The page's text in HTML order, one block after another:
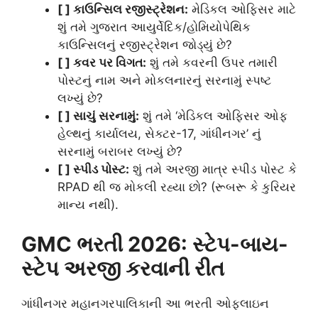
[ ] કાઉન્સિલ રજીસ્ટ્રેશન: મેડિકલ ઓફિસર માટે
શું તમે ગુજરાત આયુર્વેદિક/હોમિયોપેથિક
કાઉન્સિલનું રજીસ્ટ્રેશન જોડ્યું છે?
[ ] કવર પર વિગત: શું તમે કવરની ઉપર તમારી
પોસ્ટનું નામ અને મોકલનારનું સરનામું સ્પષ્ટ
લખ્યું છે?
[ ] સાચું સરનામું: શું તમે ‘મેડિકલ ઓફિસર ઓફ
હેલ્થનું કાર્યાલય, સેક્ટર-17, ગાંધીનગર’ નું
સરનામું બરાબર લખ્યું છે?
[ ] સ્પીડ પોસ્ટ: શું તમે અરજી માત્ર સ્પીડ પોસ્ટ કે
RPAD થી જ મોકલી રહ્યા છો? (રૂબરૂ કે કુરિયર
માન્ય નથી).
GMC ભરતી 2026: સ્ટેપ-બાય-
સ્ટેપ અરજી કરવાની રીત
ગાંધીનગર મહાનગરપાલિકાની આ ભરતી ઓફલાઇન